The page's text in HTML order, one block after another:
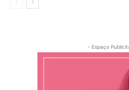
- Espaço